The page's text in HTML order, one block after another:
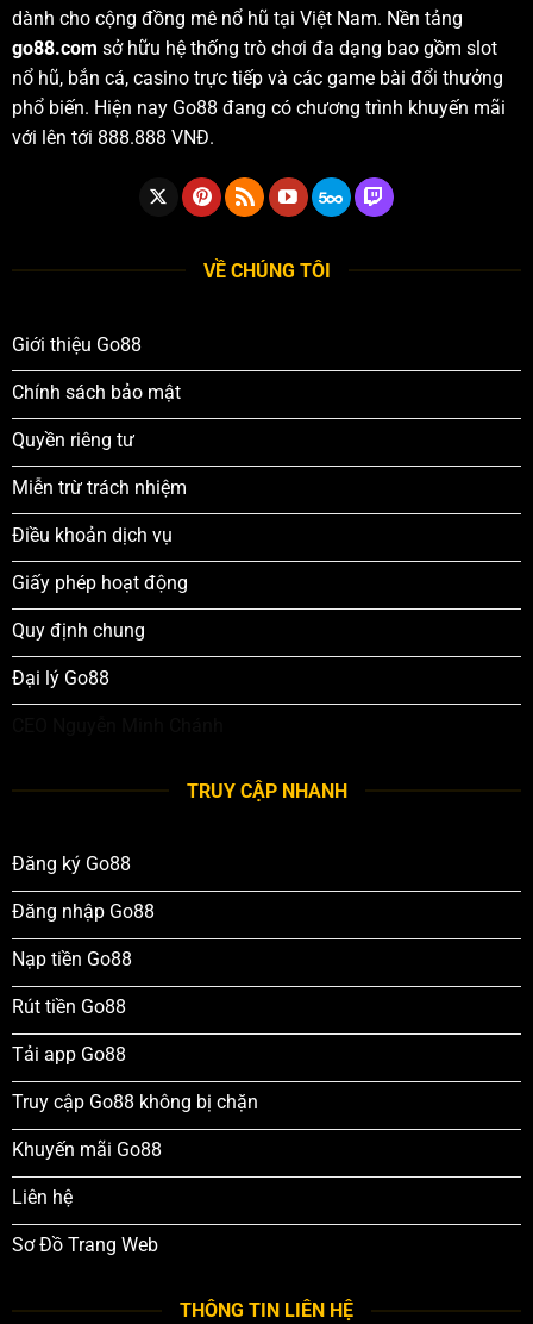
dành cho cộng đồng mê nổ hũ tại Việt Nam. Nền tảng
go88.com sở hữu hệ thống trò chơi đa dạng bao gồm slot
nổ hũ, bắn cá, casino trực tiếp và các game bài đổi thưởng
phổ biến. Hiện nay Go88 đang có chương trình khuyến mãi
với lên tới 888.888 VNĐ.
VỀ CHÚNG TÔI
Giới thiệu Go88
Chính sách bảo mật
Quyền riêng tư
Miễn trừ trách nhiệm
Điều khoản dịch vụ
Giấy phép hoạt động
Quy định chung
Đại lý Go88
TRUY CẬP NHANH
Đăng ký Go88
Đăng nhập Go88
Nạp tiền Go88
Rút tiền Go88
Tải app Go88
Truy cập Go88 không bị chặn
Khuyến mãi Go88
Liên hệ
Sơ Đồ Trang Web
THÔNG TIN LIÊN HỆ